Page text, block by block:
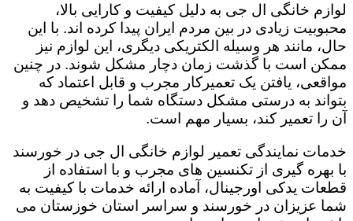
لوازم خانگی ال جی به دلیل کیفیت و کارایی بالا،
محبوبیت زیادی در بین مردم ایران پیدا کرده اند. با این
حال، مانند هر وسیله الکتریکی دیگری، این لوازم نیز
ممکن است با گذشت زمان دچار مشکل شوند. در چنین
مواقعی، یافتن یک تعمیرکار مجرب و قابل اعتماد که
بتواند به درستی مشکل دستگاه شما را تشخیص دهد و
آن را تعمیر کند، بسیار مهم است.
خدمات نمایندگی تعمیر لوازم خانگی ال جی در خورسند
با بهره گیری از تکنسین های مجرب و با استفاده از
قطعات یدکی اورجینال، آماده ارائه خدمات با کیفیت به
شما عزیزان در خورسند و سراسر استان خوزستان می